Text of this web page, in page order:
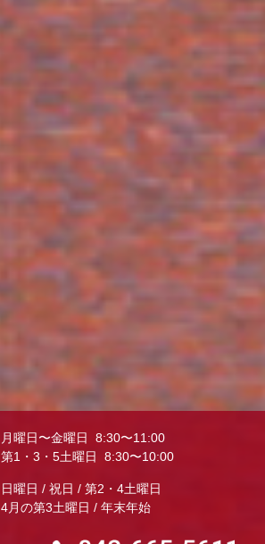
月曜日〜金曜日 8:30〜11:00
第1・3・5土曜日 8:30〜10:00
日曜日 / 祝日 / 第2・4土曜日
4月の第3土曜日 / 年末年始